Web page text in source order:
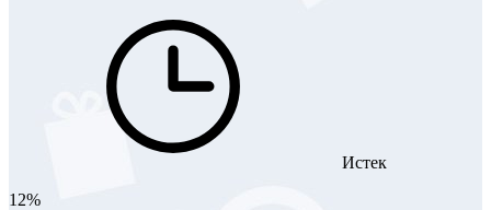
Истек
12%